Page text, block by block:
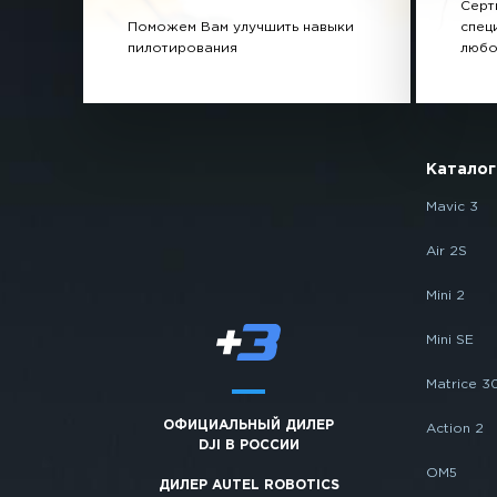
Поможем Вам улучшить навыки
пилотирования
ОФИЦИАЛЬНЫЙ ДИЛЕР
DJI В РОССИИ
ДИЛЕР AUTEL ROBOTICS
Каталог
Mavic 3
Air 2S
Mini 2
Mini SE
Matrice
Action 2
OM5